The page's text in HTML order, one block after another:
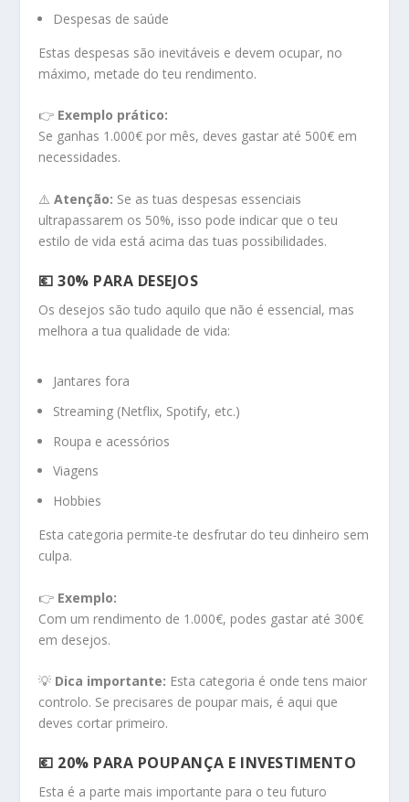
Despesas de saúde
Estas despesas são inevitáveis e devem ocupar, no
máximo, metade do teu rendimento.
👉 Exemplo prático:
Se ganhas 1.000€ por mês, deves gastar até 500€ em
necessidades.
⚠️Atenção: Se as tuas despesas essenciais
ultrapassarem os 50%, isso pode indicar que o teu
estilo de vida está acima das tuas possibilidades.
💶 30% PARA DESEJOS
Os desejos são tudo aquilo que não é essencial, mas
melhora a tua qualidade de vida:
Jantares fora
Streaming (Netflix, Spotify, etc.)
Roupa e acessórios
Viagens
Hobbies
Esta categoria permite-te desfrutar do teu dinheiro sem
culpa.
👉 Exemplo:
Com um rendimento de 1.000€, podes gastar até 300€
em desejos.
💡 Dica importante: Esta categoria é onde tens maior
controlo. Se precisares de poupar mais, é aqui que
deves cortar primeiro.
💶 20% PARA POUPANÇA E INVESTIMENTO
Esta é a parte mais importante para o teu futuro